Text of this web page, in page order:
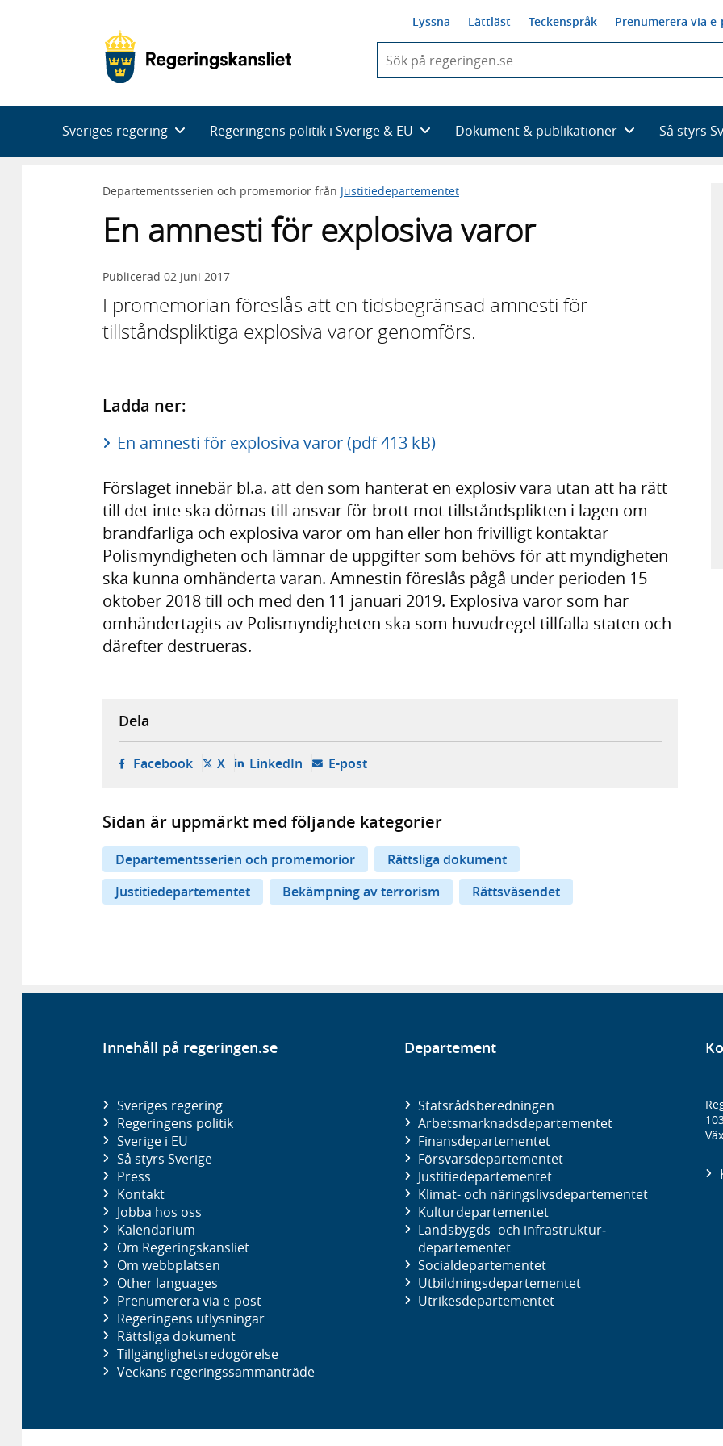
Lyssna Lättläst Teckenspråk Prenumerera via
du
skriva
framträder
en
med
Sveriges regering Regeringens politik i Sverige & EU Dokument & publikationer Så styrs
Departementsserien och promemorior från Justitiedepartementet
En amnesti för explosiva varor
Publicerad 02 juni 2017
I promemorian föreslås att en tidsbegränsad amnesti för
tillståndspliktiga explosiva varor genomförs.
Ladda ner:
En amnesti för explosiva varor (pdf 413 kB)
Förslaget innebär bl.a. att den som hanterat en explosiv vara utan att ha rätt
till det inte ska dömas till ansvar för brott mot tillståndsplikten i lagen om
brandfarliga och explosiva varor om han eller hon frivilligt kontaktar
Polismyndigheten och lämnar de uppgifter som behövs för att myndigheten
ska kunna omhänderta varan. Amnestin föreslås pågå under perioden 15
oktober 2018 till och med den 11 januari 2019. Explosiva varor som har
omhändertagits av Polismyndigheten ska som huvudregel tillfalla staten och
därefter destrueras.
Dela
Facebook- öppnas i ny flik, extern webbplats,
X- öppnas i ny flik, extern webbplats,
LinkedIn- öppnas i ny flik, extern webbplats,
E-post- öppnar din e-postklient,
Sidan är uppmärkt med följande kategorier
Departementsserien och promemorior
Rättsliga dokument
Justitiedepartementet
Bekämpning av terrorism Rättsväsendet
Innehåll på regeringen.se
Sveriges regering
Regeringens politik
Sverige i EU
Så styrs Sverige
Press
Kontakt
Jobba hos oss
Kalendarium
Om Regeringskansliet
Om webbplatsen
Other languages
Prenumerera via e-post
Regeringens utlysningar
Rättsliga dokument
Tillgänglighetsredogörelse
Veckans regeringssammanträde
Departement
Statsrådsberedningen
Arbetsmarknads­departementet
Finans­departementet
Försvars­departementet
Justitie­departementet
Klimat- och näringslivs­departementet
Kultur­departementet
Landsbygds- och infrastruktur­
departementet
Social­departementet
Utbildnings­departementet
Utrikes­departementet